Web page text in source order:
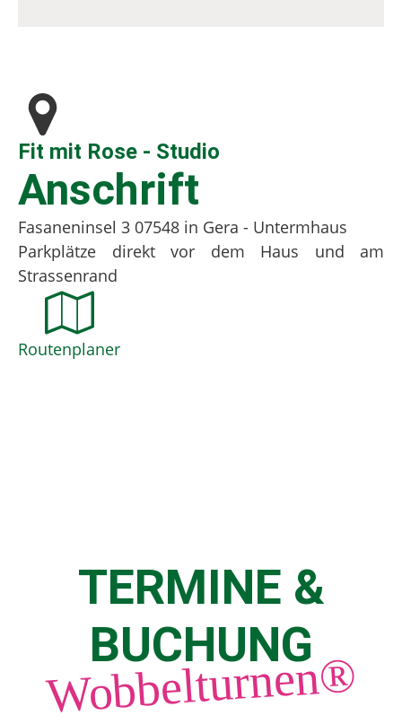
Fit mit Rose - Studio
Anschrift
Fasaneninsel 3 07548 in Gera - Untermhaus
Parkplätze direkt vor dem Haus und am
Strassenrand
Routenplaner
TERMINE &
BUCHUNG
Wobbelturnen®